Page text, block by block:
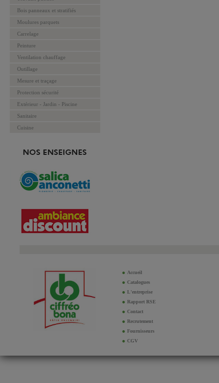
Bois panneaux et stratifiés
Moulures parquets
Carrelage
Peinture
Ventilation chauffage
Outillage
Mesure et traçage
Protection sécurité
Extérieur - Jardin - Piscine
Sanitaire
Cuisine
Accueil
Catalogues
L'entreprise
Rapport RSE
Contact
Recrutement
Fournisseurs
CGV